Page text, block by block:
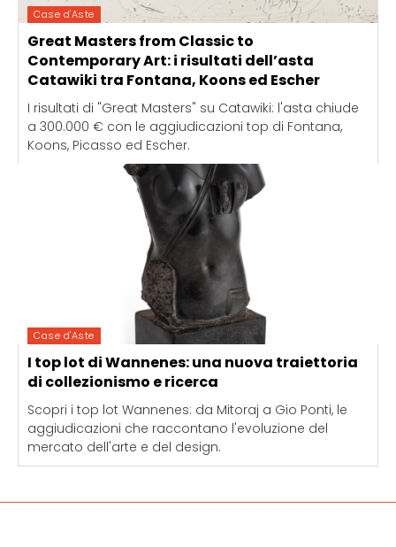
Case d'Aste
Great Masters from Classic to
Contemporary Art: i risultati dell’asta
Catawiki tra Fontana, Koons ed Escher
I risultati di "Great Masters" su Catawiki: l'asta chiude
a 300.000 € con le aggiudicazioni top di Fontana,
Koons, Picasso ed Escher.
Case d'Aste
I top lot di Wannenes: una nuova traiettoria
di collezionismo e ricerca
Scopri i top lot Wannenes: da Mitoraj a Gio Ponti, le
aggiudicazioni che raccontano l'evoluzione del
mercato dell'arte e del design.